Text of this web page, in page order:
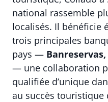
national rassemble
localisés. Il bénéficie
trois principales
pays —
— une collaboration
qualifiée d’unique
au succès touristique